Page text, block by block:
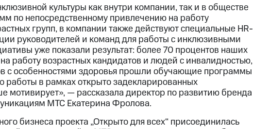
культуры как внутри компании, так и в обществе
по непосредственному привлечению на работу
групп, в компании также действуют специальные HR-
руководителей и команд для работы с инклюзивными
уже показали результат: более 70 процентов наших
работу возрастных кандидатов и людей с инвалидностью,
с особенностями здоровья прошли обучающие программы
работы в рамках открыто задекларированных
мотивирует», — рассказала директор по развитию бренда
МТС Екатерина Фролова.
бизнеса проекта „Открыто для всех“ присоединилась